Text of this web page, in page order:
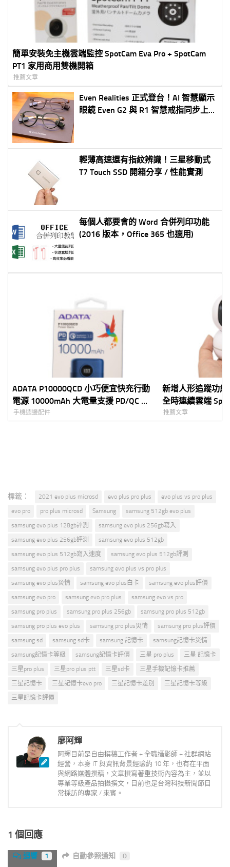
簡單安裝免主機雲端監控 SpotCam Eva Pro + SpotCam
PT1 家用商用雙機開箱
推薦文章
Even Realities 正式登台！AI 智慧顯示
眼鏡 Even G2 與 R1 智慧戒指同步上
打造「Quiet Tech」全新智慧穿戴體驗
輕薄高速還有指紋辨識！三星移動式
T7 Touch SSD 開箱分享 / 性能實測
每個人都要會的 Word 合併列印功能
(2016 版本，Office 365 也適用)
ADATA P10000QCD 小巧便宜快充行動
電源 10000mAh 大電量支援 PD/QC 多
孔輸出
手機週邊配件
新增人形追蹤功能
全時連續雲端
WIFI 無線監視器
推薦文章
標籤： 2021 evo plus microsd evo plus pro plus
evo plus vs pro plus
evo pro
pro plus microsd Samsung
samsung 512gb evo plus
samsung evo plus 128gb評測
samsung evo plus 256gb寫入
samsung evo plus 256gb評測
samsung evo plus 512gb
samsung evo plus 512gb寫入速度
samsung evo plus 512gb評測
samsung evo plus pro plus
samsung evo plus vs pro plus
samsung evo plus災情
samsung evo plus白卡
samsung evo plus評價
samsung evo pro
samsung evo pro plus
samsung evo vs pro
samsung pro plus
samsung pro plus 256gb
samsung pro plus 512gb
samsung pro plus evo plus
samsung pro plus災情
samsung pro plus評價
samsung sd
samsung sd卡 samsung 記憶卡
samsung記憶卡災情
samsung記憶卡等級
samsung記憶卡評價 三星 pro plus
三星 記憶卡
三星pro plus
三星pro plus ptt 三星sd卡
三星手機記憶卡推薦
三星記憶卡
三星記憶卡evo pro 三星記憶卡差別
三星記憶卡等級
三星記憶卡評價
廖阿輝
阿輝目前是自由撰稿工作者 + 全職攝影師 + 社群網站
經營，本身 IT 與資訊背景經驗約 10 年，也有在平面
與網路媒體撰稿，文章撰寫著重技術內容為主，並以
專業等級產品拍攝撰文，目前也是台灣科技新聞節目
常採訪的專家 / 來賓。
1 個回應
迴響 1 自動參照通知 0